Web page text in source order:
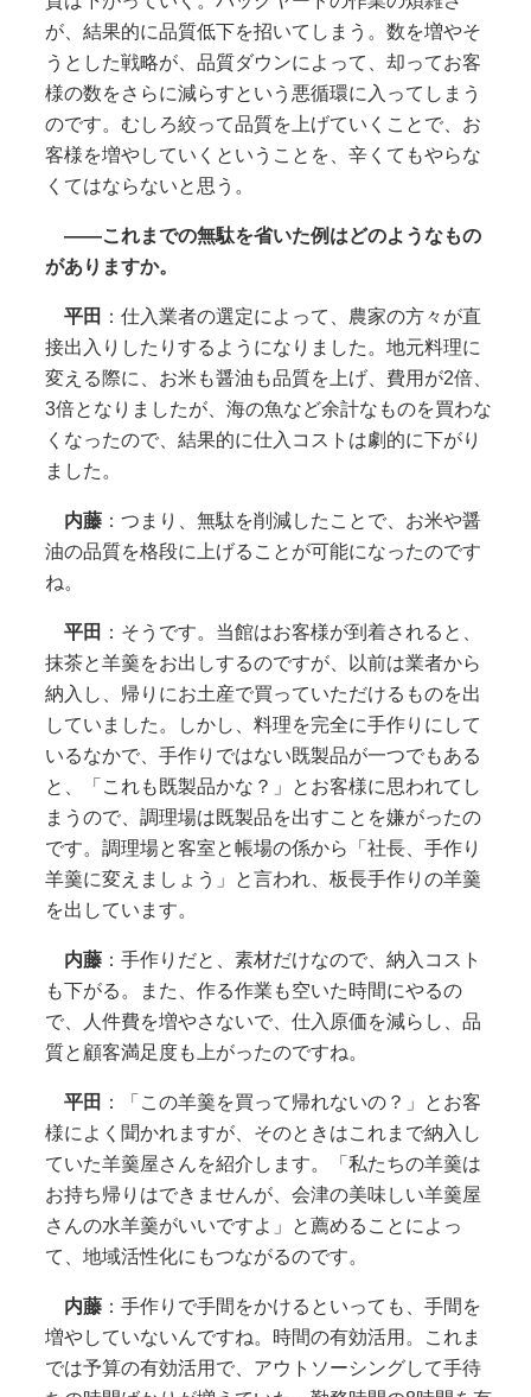
が、結果的に品質低下を招いてしまう。数を増やそ
うとした戦略が、品質ダウンによって、却ってお客
様の数をさらに減らすという悪循環に入ってしまう
のです。むしろ絞って品質を上げていくことで、お
客様を増やしていくということを、辛くてもやらな
くてはならないと思う。
――これまでの無駄を省いた例はどのようなもの
がありますか。
平田 ：仕入業者の選定によって、農家の方々が直
接出入りしたりするようになりました。地元料理に
変える際に、お米も醤油も品質を上げ、費用が2倍、
3倍となりましたが、海の魚など余計なものを買わな
くなったので、結果的に仕入コストは劇的に下がり
ました。
内藤：つまり、無駄を削減したことで、お米や醤
油の品質を格段に上げることが可能になったのです
ね。
平田 ：そうです。当館はお客様が到着されると、
抹茶と羊羹をお出しするのですが、以前は業者から
納入し、帰りにお土産で買っていただけるものを出
していました。しかし、料理を完全に手作りにして
いるなかで、手作りではない既製品が一つでもある
と、「これも既製品かな？」とお客様に思われてし
まうので、調理場は既製品を出すことを嫌がったの
です。調理場と客室と帳場の係から「社長、手作り
羊羹に変えましょう」と言われ、板長手作りの羊羹
を出しています。
内藤：手作りだと、素材だけなので、納入コスト
も下がる。また、作る作業も空いた時間にやるの
で、人件費を増やさないで、仕入原価を減らし、品
質と顧客満足度も上がったのですね。
平田 ：「この羊羹を買って帰れないの？」とお客
様によく聞かれますが、そのときはこれまで納入し
ていた羊羹屋さんを紹介します。「私たちの羊羹は
お持ち帰りはできませんが、会津の美味しい羊羹屋
さんの水羊羹がいいですよ」と薦めることによっ
て、地域活性化にもつながるのです。
内藤：手作りで手間をかけるといっても、手間を
増やしていないんですね。時間の有効活用。これま
では予算の有効活用で、アウトソーシングして手待